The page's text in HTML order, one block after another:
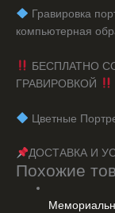
Гравировка
компьютерная
БЕСПЛАТНО
ГРАВИРОВКОЙ
Цветные
ДОСТАВКА И
Похожие